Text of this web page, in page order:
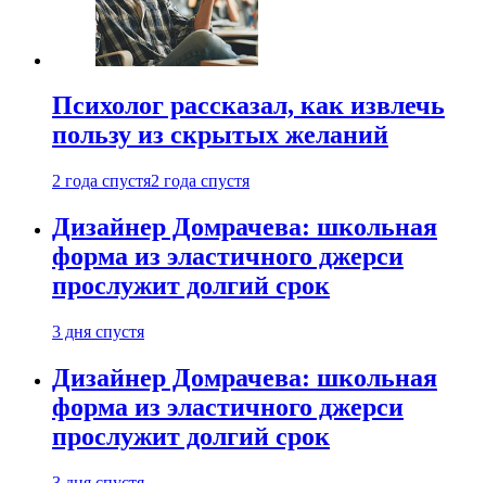
Психолог рассказал, как извлечь
пользу из скрытых желаний
2 года спустя2 года спустя
Дизайнер Домрачева: школьная
форма из эластичного джерси
прослужит долгий срок
3 дня спустя
Дизайнер Домрачева: школьная
форма из эластичного джерси
прослужит долгий срок